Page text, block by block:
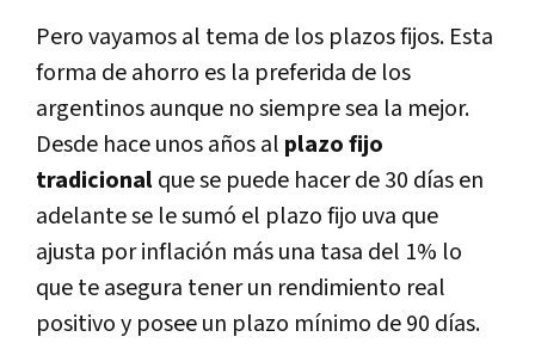
Pero vayamos al tema de los plazos fijos. Esta
forma de ahorro es la preferida de los
argentinos aunque no siempre sea la mejor.
Desde hace unos años al plazo fijo
tradicionalque se puede hacer de 30 días en
adelante se le sumó el plazo fijo uva que
ajusta por inflación más una tasa del 1% lo
que te asegura tener un rendimiento real
positivo y posee un plazo mínimo de 90 días.